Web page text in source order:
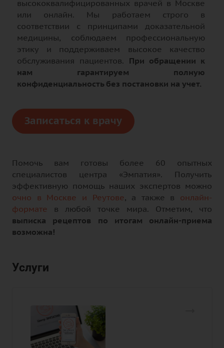
высококвалифицированных врачей в Москве
или онлайн. Мы работаем строго в
соответствии с принципами доказательной
медицины, соблюдаем профессиональную
этику и поддерживаем высокое качество
обслуживания пациентов. При обращении к
нам гарантируем полную
конфиденциальность без постановки на учет.
Записаться к врачу
Помочь вам готовы более 60 опытных
специалистов центра «Эмпатия». Получить
эффективную помощь наших экспертов можно
очно в Москве и Реутове, а также в онлайн-
формате в любой точке мира. Отметим, что
выписка рецептов по итогам онлайн-приема
возможна!
Услуги